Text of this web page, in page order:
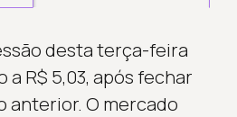
desta terça-feira
a R$ 5,03, após fechar
anterior. O mercado